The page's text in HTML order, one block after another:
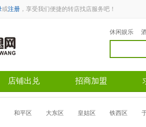
或注册 ，享受我们便捷的转店找店服务吧！
休闲娱乐
店铺出兑 招商加盟
和平区 大东区 皇姑区 铁西区